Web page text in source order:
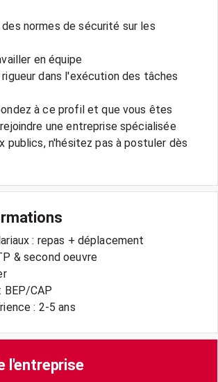
des normes de sécurité sur les
en équipe
dans l'exécution des tâches
à ce profil et que vous êtes
une entreprise spécialisée
publics, n'hésitez pas à postuler dès
: repas + déplacement
& second oeuvre
BEP/CAP
: 2-5 ans
l'entreprise